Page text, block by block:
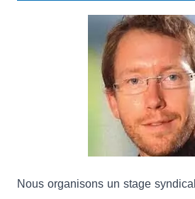
Nous organisons un stage syndical